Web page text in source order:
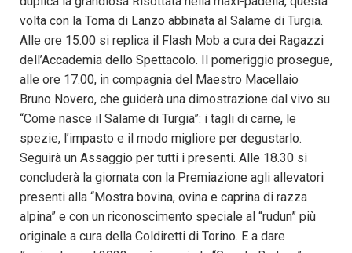
volta con la Toma di Lanzo abbinata al Salame di Turgia.
Alle ore 15.00 si replica il Flash Mob a cura dei Ragazzi
dell’Accademia dello Spettacolo. Il pomeriggio prosegue,
alle ore 17.00, in compagnia del Maestro Macellaio
Bruno Novero, che guiderà una dimostrazione dal vivo su
“Come nasce il Salame di Turgia”: i tagli di carne, le
spezie, l’impasto e il modo migliore per degustarlo.
Seguirà un Assaggio per tutti i presenti. Alle 18.30 si
concluderà la giornata con la Premiazione agli allevatori
presenti alla “Mostra bovina, ovina e caprina di razza
alpina” e con un riconoscimento speciale al “rudun” più
originale a cura della Coldiretti di Torino. E a dare